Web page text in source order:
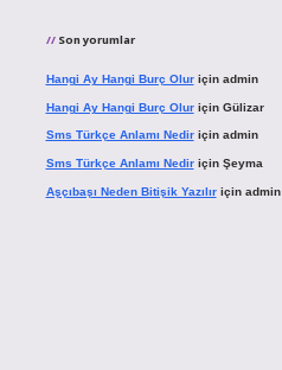
Son yorumlar
Hangi Ay Hangi Burç Oluriçin admin
Hangi Ay Hangi Burç Oluriçin Gülizar
Sms Türkçe Anlamı Nediriçin admin
Sms Türkçe Anlamı Nediriçin Şeyma
Aşçıbaşı Neden Bitişik Yazılıriçin admin